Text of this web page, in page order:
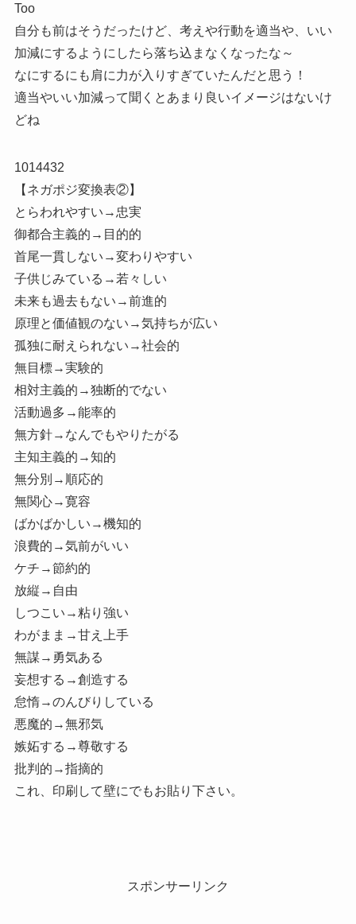
Too
自分も前はそうだったけど、考えや行動を適当や、いい
加減にするようにしたら落ち込まなくなったな～
なにするにも肩に力が入りすぎていたんだと思う！
適当やいい加減って聞くとあまり良いイメージはないけ
どね
1014432
【ネガポジ変換表②】
とらわれやすい→忠実
御都合主義的→目的的
首尾一貫しない→変わりやすい
子供じみている→若々しい
未来も過去もない→前進的
原理と価値観のない→気持ちが広い
孤独に耐えられない→社会的
無目標→実験的
相対主義的→独断的でない
活動過多→能率的
無方針→なんでもやりたがる
主知主義的→知的
無分別→順応的
無関心→寛容
ばかばかしい→機知的
浪費的→気前がいい
ケチ→節約的
放縦→自由
しつこい→粘り強い
わがまま→甘え上手
無謀→勇気ある
妄想する→創造する
怠惰→のんびりしている
悪魔的→無邪気
嫉妬する→尊敬する
批判的→指摘的
これ、印刷して壁にでもお貼り下さい。
スポンサーリンク